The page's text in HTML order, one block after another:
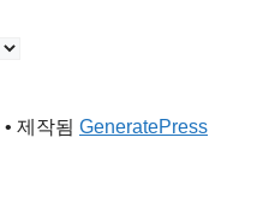
• 제작됨 GeneratePress